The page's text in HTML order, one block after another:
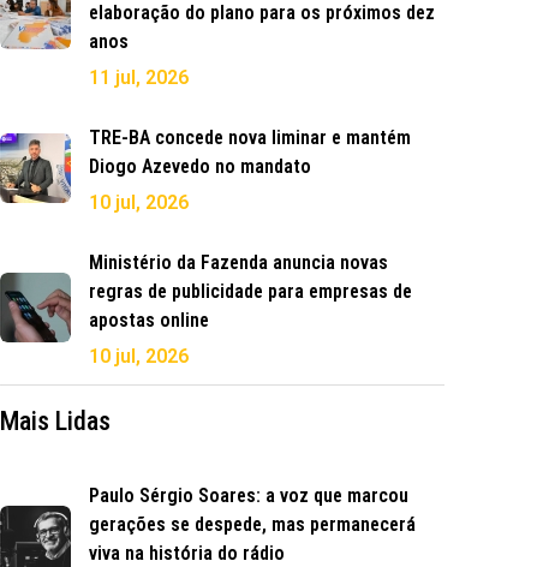
elaboração do plano para os próximos dez
anos
11 jul, 2026
TRE-BA concede nova liminar e mantém
Diogo Azevedo no mandato
10 jul, 2026
Ministério da Fazenda anuncia novas
regras de publicidade para empresas de
apostas online
10 jul, 2026
Mais Lidas
Paulo Sérgio Soares: a voz que marcou
gerações se despede, mas permanecerá
viva na história do rádio